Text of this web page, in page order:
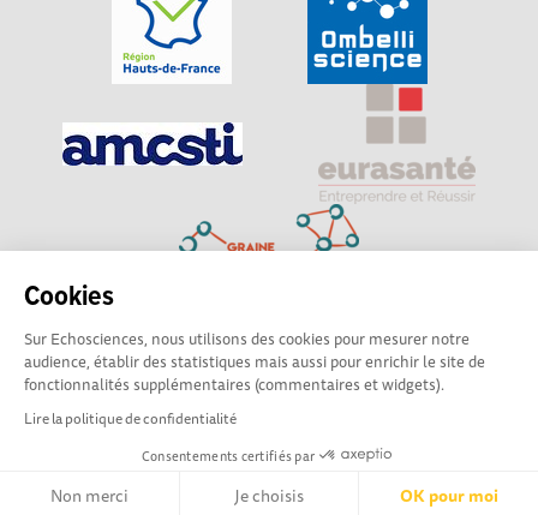
Cookies
Sur Echosciences, nous utilisons des cookies pour mesurer notre
audience, établir des statistiques mais aussi pour enrichir le site de
fonctionnalités supplémentaires (commentaires et widgets).
Lire la politique de confidentialité
Consentements certifiés par
Non merci Je choisis OK pour moi
Explorer, s’exprimer, rentrer en contact : Echosciences
Hauts-de-France est le réseau social des amateurs de
sciences et de technologies du territoire
Mentions légales|Politique de confidentialité
Ligne éditoriale